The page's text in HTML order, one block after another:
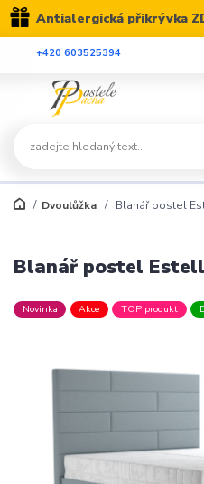
Antialergická přikrývka
+420 603525394
Dvoulůžka Blanář postel
Blanář postel
Novinka Akce TOP produkt